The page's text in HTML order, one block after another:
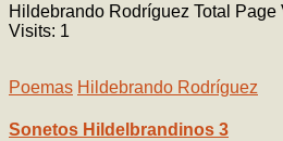
Hildebrando Rodríguez Total
Visits: 1
Poemas Hildebrando Rodríguez
Sonetos Hildelbrandinos 3